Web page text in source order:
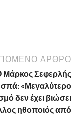
ΆΡΘΡΟ
Μάρκος Σεφερλής
«Μεγαλύτερο
δεν έχει βιώσει
ηθοποιός από